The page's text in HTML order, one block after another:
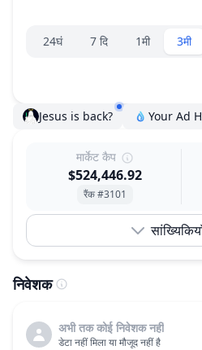
रेंज चयनकर्ता।
24घं 7 दि 1मी 3मी
Jesus is back? Your Ad
मार्केट कैप
$524,446.92
रैंक #3101
निवेशक
अभी तक कोई निवेशक नहीं
डेटा नहीं मिला या मौजूद नहीं है